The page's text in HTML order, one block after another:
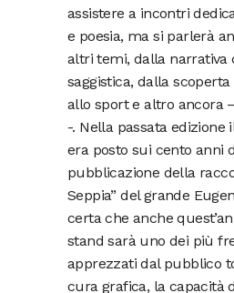
assistere a incontri
e poesia, ma si parlerà
altri temi, dalla narrativa
saggistica, dalla
allo sport e altro ancora
-. Nella passata edizione
era posto sui cento anni
pubblicazione della
Seppia” del grande
certa che anche
stand sarà uno dei più
apprezzati dal pubblico
cura grafica, la capacità